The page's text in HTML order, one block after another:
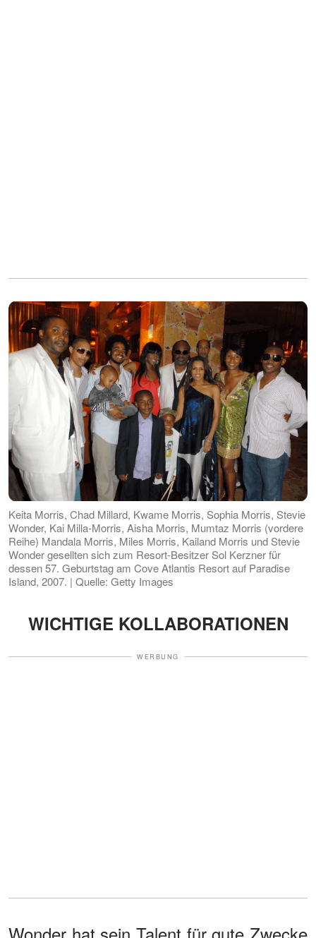
Keita Morris, Chad Millard, Kwame Morris, Sophia Morris, Stevie
Wonder, Kai Milla-Morris, Aisha Morris, Mumtaz Morris (vordere
Reihe) Mandala Morris, Miles Morris, Kailand Morris und Stevie
Wonder gesellten sich zum Resort-Besitzer Sol Kerzner für
dessen 57. Geburtstag am Cove Atlantis Resort auf Paradise
Island, 2007. | Quelle: Getty Images
WICHTIGE KOLLABORATIONEN
WERBUNG